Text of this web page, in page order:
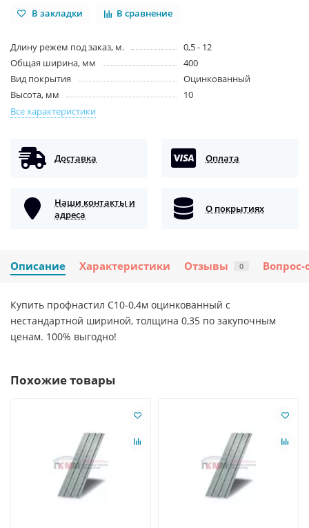
В закладки В сравнение
Длину режем под заказ, м.
0,5 - 12
Общая ширина, мм
400
Вид покрытия
Оцинкованный
Высота, мм
10
Все характеристики
Доставка Оплата
Наши контакты и
адреса
О покрытиях
Описание Характеристики Отзывы 0 Вопрос-
Купить профнастил С10-0,4м оцинкованный с
нестандартной шириной, толщина 0,35 по закупочным
ценам. 100% выгодно!
Похожие товары